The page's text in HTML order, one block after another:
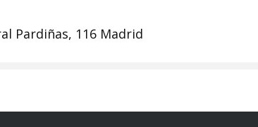
Pardiñas, 116 Madrid